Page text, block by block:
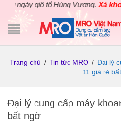
giỗ tổ Hùng Vương.Xả kho giá
Trang chủ / Tin tức MRO / Đại lý
11 giá rẻ
Đại lý cung cấp máy
bất ngờ